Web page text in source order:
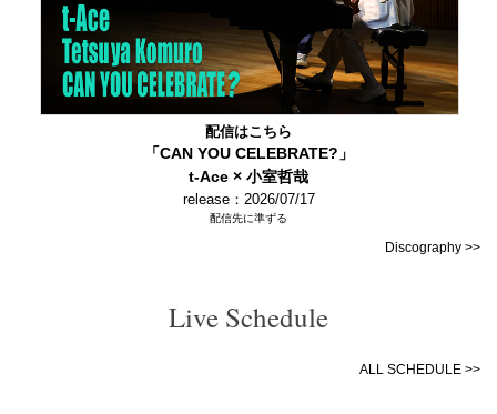
配信はこちら
「CAN YOU CELEBRATE?」
t-Ace × 小室哲哉
release：2026/07/17
配信先に準ずる
Discography >>
Live Schedule
ALL SCHEDULE >>